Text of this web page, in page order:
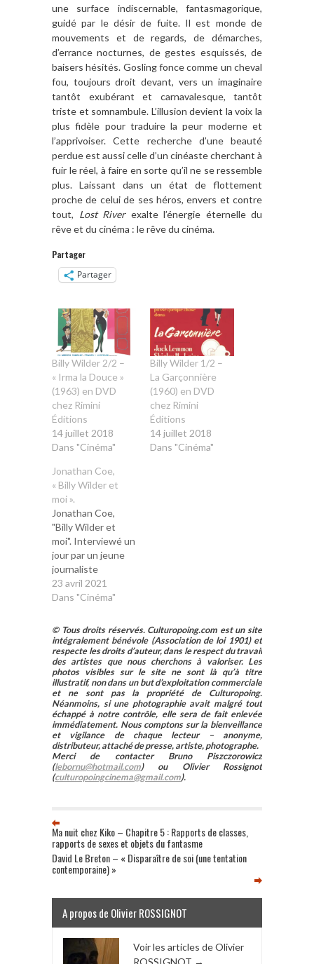
une surface indiscernable, fantasmagorique,
guidé par le désir de fuite. Il est monde de
mouvements et de regards, de démarches,
d’errance nocturnes, de gestes esquissés, de
baisers hésités. Gosling fonce comme un cheval
fou, toujours droit devant, vers un imaginaire
tantôt exubérant et carnavalesque, tantôt
triste et somnambule. L’illusion devient la voix la
plus fidèle pour traduire la peur moderne et
l’apprivoiser. Cette recherche d’une beauté
perdue est aussi celle d’un cinéaste cherchant à
fuir le réel, à faire en sorte qu’il ne se ressemble
plus. Laissant dans un état de flottement
proche de celui de ses héros, envers et contre
tout, Lost Riverexalte l’énergie éternelle du
rêve et du cinéma : le rêve du cinéma.
Partager
Partager
Billy Wilder 2/2 –
« Irma la Douce »
(1963) en DVD
chez Rimini
Éditions
14 juillet 2018
Dans "Cinéma"
Billy Wilder 1/2 –
La Garçonnière
(1960) en DVD
chez Rimini
Éditions
14 juillet 2018
Dans "Cinéma"
Jonathan Coe,
« Billy Wilder et
moi ».
Jonathan Coe,
"Billy Wilder et
moi". Interviewé un
jour par un jeune
journaliste
allemand au sujet
de son roman The
Coe disserte sur la
grande tradition de
l’humour dans la
littérature
anglaise, dans
laquelle il pense
s'inscrire. Malgré
l’apathie et le
désinterêt
évidents de son
interlocuteur, il…
23 avril 2021
Dans "Cinéma"
© Tous droits réservés. Culturopoing.com est un site
intégralement bénévole (Association de loi 1901) et
respecte les droits d’auteur, dans le respect du travail
des artistes que nous cherchons à valoriser. Les
photos visibles sur le site ne sont là qu’à titre
illustratif, non dans un but d’exploitation commerciale
et ne sont pas la propriété de Culturopoing.
Néanmoins, si une photographie avait malgré tout
échappé à notre contrôle, elle sera de fait enlevée
immédiatement. Nous comptons sur la bienveillance
et vigilance de chaque lecteur – anonyme,
distributeur, attaché de presse, artiste, photographe.
Merci de contacter Bruno Piszczorowicz
(lebornu@hotmail.com) ou Olivier Rossignot
(culturopoingcinema@gmail.com).
Ma nuit chez Kiko – Chapitre 5 : Rapports de classes,
rapports de sexes et objets du fantasme
David Le Breton – « Disparaître de soi (une tentation
contemporaine) »
A propos de Olivier ROSSIGNOT
Voir les articles de Olivier